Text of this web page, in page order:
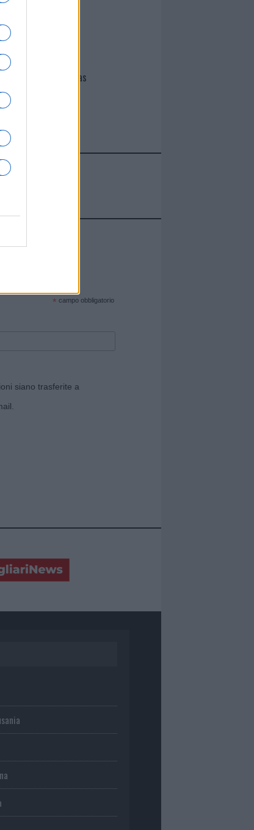
I nostri cari
Giovannimaria Cabras
sito web!
* campo obbligatorio
siano trasferite a